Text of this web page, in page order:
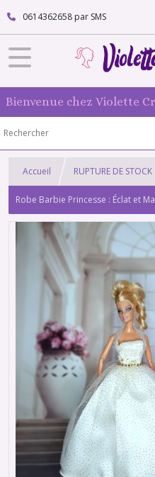
0614362658 par SMS
Accueil RUPTURE DE STOCK
Robe Barbie Princesse : Éclat et